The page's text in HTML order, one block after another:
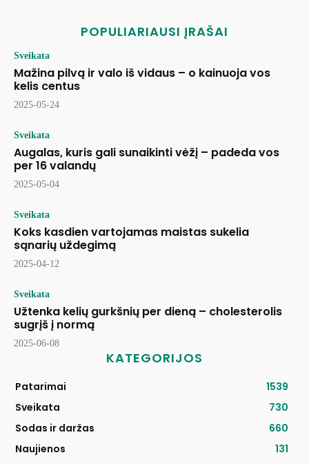
POPULIARIAUSI ĮRAŠAI
Sveikata
Mažina pilvą ir valo iš vidaus – o kainuoja vos
kelis centus
2025-05-24
Sveikata
Augalas, kuris gali sunaikinti vėžį – padeda vos
per 16 valandų
2025-05-04
Sveikata
Koks kasdien vartojamas maistas sukelia
sąnarių uždegimą
2025-04-12
Sveikata
Užtenka kelių gurkšnių per dieną – cholesterolis
sugrįš į normą
2025-06-08
KATEGORIJOS
Patarimai
1539
Sveikata
730
Sodas ir daržas
660
Naujienos
131